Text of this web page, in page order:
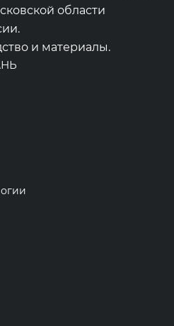
области
и материалы.